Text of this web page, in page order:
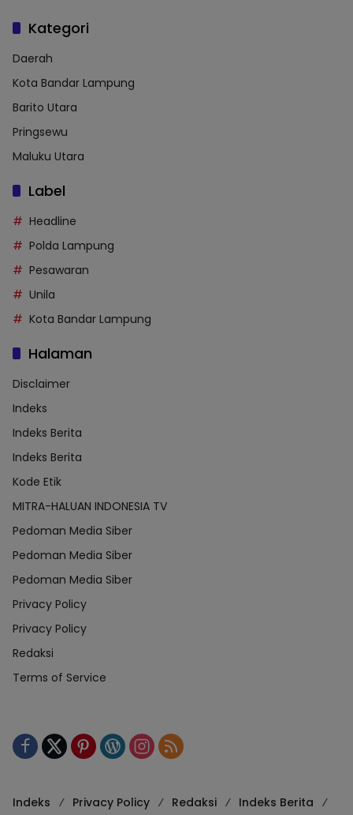
Kategori
Daerah
Kota Bandar Lampung
Barito Utara
Pringsewu
Maluku Utara
Label
Headline
Polda Lampung
Pesawaran
Unila
Kota Bandar Lampung
Halaman
Disclaimer
Indeks
Indeks Berita
Indeks Berita
Kode Etik
MITRA-HALUAN INDONESIA TV
Pedoman Media Siber
Pedoman Media Siber
Pedoman Media Siber
Privacy Policy
Privacy Policy
Redaksi
Terms of Service
Indeks Privacy Policy Redaksi Indeks Berita